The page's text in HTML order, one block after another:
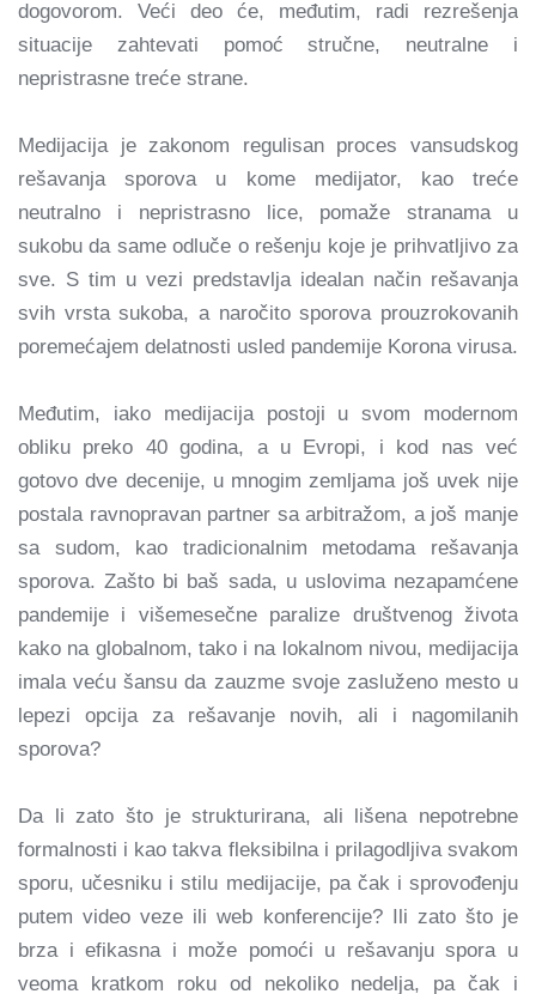
dogovorom. Veći deo će, međutim, radi rezrešenja
situacije zahtevati pomoć stručne, neutralne i
nepristrasne treće strane.
Medijacija je zakonom regulisan proces vansudskog
rešavanja sporova u kome medijator, kao treće
neutralno i nepristrasno lice, pomaže stranama u
sukobu da same odluče o rešenju koje je prihvatljivo za
sve. S tim u vezi predstavlja idealan način rešavanja
svih vrsta sukoba, a naročito sporova prouzrokovanih
poremećajem delatnosti usled pandemije Korona virusa.
Međutim, iako medijacija postoji u svom modernom
obliku preko 40 godina, a u Evropi, i kod nas već
gotovo dve decenije, u mnogim zemljama još uvek nije
postala ravnopravan partner sa arbitražom, a još manje
sa sudom, kao tradicionalnim metodama rešavanja
sporova. Zašto bi baš sada, u uslovima nezapamćene
pandemije i višemesečne paralize društvenog života
kako na globalnom, tako i na lokalnom nivou, medijacija
imala veću šansu da zauzme svoje zasluženo mesto u
lepezi opcija za rešavanje novih, ali i nagomilanih
sporova?
Da li zato što je strukturirana, ali lišena nepotrebne
formalnosti i kao takva fleksibilna i prilagodljiva svakom
sporu, učesniku i stilu medijacije, pa čak i sprovođenju
putem video veze ili web konferencije? Ili zato što je
brza i efikasna i može pomoći u rešavanju spora u
veoma kratkom roku od nekoliko nedelja, pa čak i